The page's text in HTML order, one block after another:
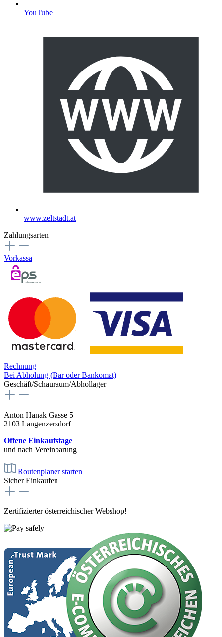
YouTube
www.zeltstadt.at
Zahlungsarten
Vorkassa
Rechnung
Bei Abholung (Bar oder Bankomat)
Geschäft/Schauraum/Abhollager
Anton Hanak Gasse 5
2103 Langenzersdorf
Offene Einkaufstage
und nach Vereinbarung
Routenplaner starten
Sicher Einkaufen
Zertifizierter österreichischer Webshop!